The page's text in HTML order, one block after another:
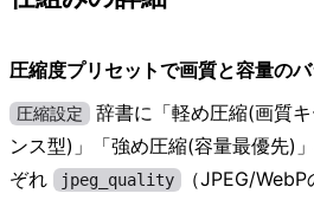
圧縮度プリセットで画質と容量の
圧縮設定
辞書に「軽め圧縮(画質
ンス型)」「強め圧縮(容量最優先)
ぞれ
jpeg_quality （JPEG/